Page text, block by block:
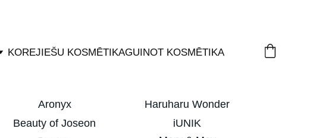
KOREJIEŠU KOSMĒTIKAGUINOT KOSMĒTIKA
Aronyx
Beauty of Joseon
Haruharu Wonder
iUNIK